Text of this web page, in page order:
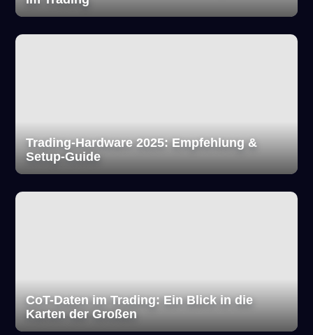
Trading-Hardware 2025: Empfehlung &
Setup-Guide
CoT-Daten im Trading: Ein Blick in die
Karten der Großen